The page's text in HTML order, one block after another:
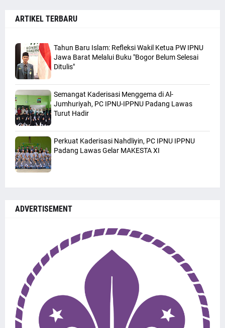
ARTIKEL TERBARU
Tahun Baru Islam: Refleksi Wakil Ketua PW IPNU
Jawa Barat Melalui Buku "Bogor Belum Selesai
Ditulis"
Semangat Kaderisasi Menggema di Al-
Jumhuriyah, PC IPNU-IPPNU Padang Lawas
Turut Hadir
Perkuat Kaderisasi Nahdliyin, PC IPNU IPPNU
Padang Lawas Gelar MAKESTA XI
ADVERTISEMENT